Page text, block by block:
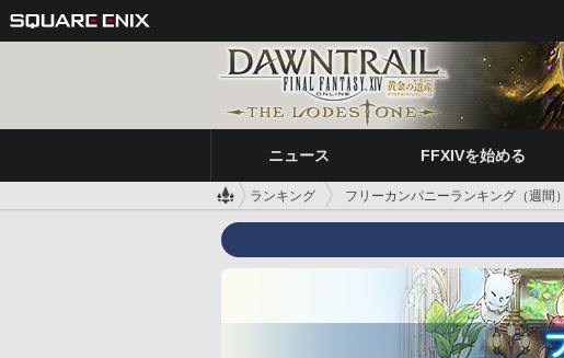
ニュース FFXIVを始める
ランキング フリーカンパニーランキング（週間）